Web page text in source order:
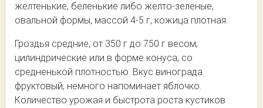
желтенькие, беленькие либо желто-зеленые,
овальной формы, массой 4-5 г, кожица плотная.
Гроздья средние, от 350 г до 750 г весом,
цилиндрические или в форме конуса, со
средненькой плотностью. Вкус винограда
фруктовый, немного напоминает яблочко.
Количество урожая и быстрота роста кустиков